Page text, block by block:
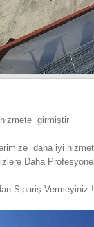
girmiştir
daha iyi
Daha
Sipariş Vermeyiniz